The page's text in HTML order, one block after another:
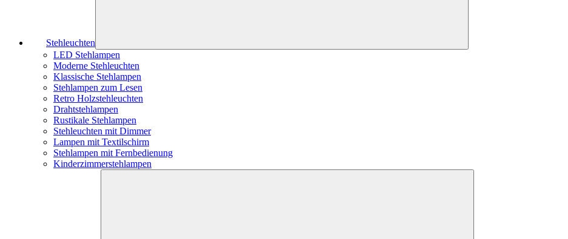
Stehleuchten
LED Stehlampen
Moderne Stehleuchten
Klassische Stehlampen
Stehlampen zum Lesen
Retro Holzstehleuchten
Drahtstehlampen
Rustikale Stehlampen
Stehleuchten mit Dimmer
Lampen mit Textilschirm
Stehlampen mit Fernbedienung
Kinderzimmerstehlampen